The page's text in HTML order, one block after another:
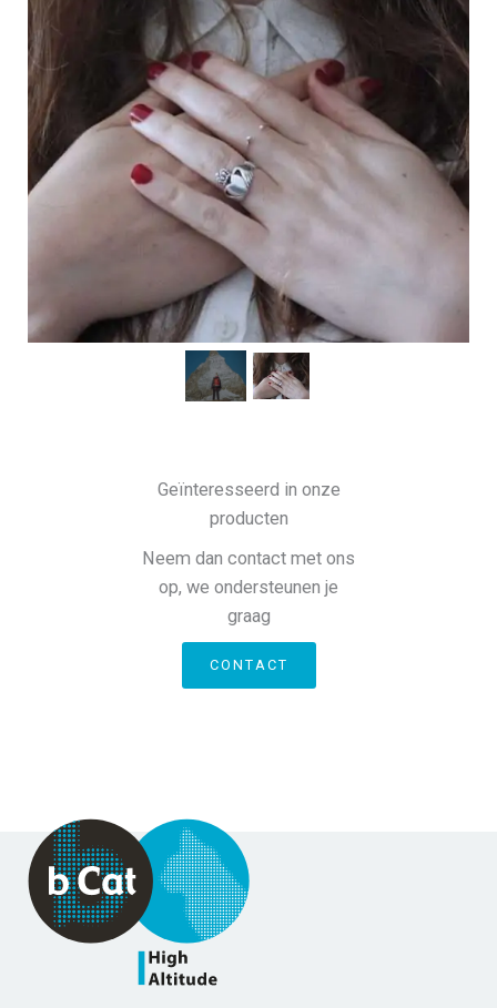
Geïnteresseerd in onze
producten
Neem dan contact met ons
op, we ondersteunen je
graag
CONTACT